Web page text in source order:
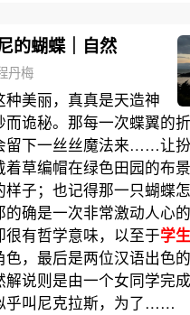
的蝴蝶｜自然
丹梅
种美丽，真真是天造神
而诡秘。那每一次蝶翼的
留下一丝丝魔法来……让
着草编帽在绿色田园的布
样子；也记得那一只蝴蝶
确是一次非常激动人心
很有哲学意味，以至于学生
色，最后是两位汉语出色
解说则是由一个女同学完
乎叫尼克拉斯，为了……